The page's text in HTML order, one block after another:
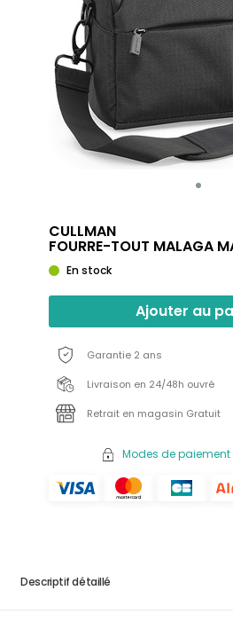
CULLMAN
FOURRE-TOUT MALAGA
En stock
Ajouter au
Garantie 2 ans
Livraison en 24/48h ouvré
Retrait en magasin Gratuit
Modes de
Descriptif détaillé